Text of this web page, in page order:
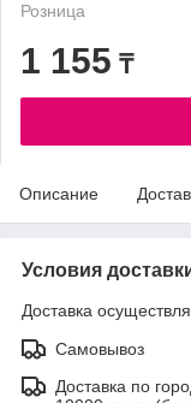
Розница
1 155 ₸
Описание
Условия
Доставка
Самовывоз
Доставка по